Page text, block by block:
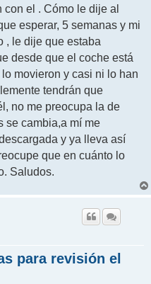
con el . Cómo le dije al
esperar, 5 semanas y mi
, le dije que estaba
desde que el coche está
movieron y casi ni lo han
tendrán que
no me preocupa la de
se cambia,a mí me
y ya lleva así
que en cuánto lo
Saludos.
para revisión el